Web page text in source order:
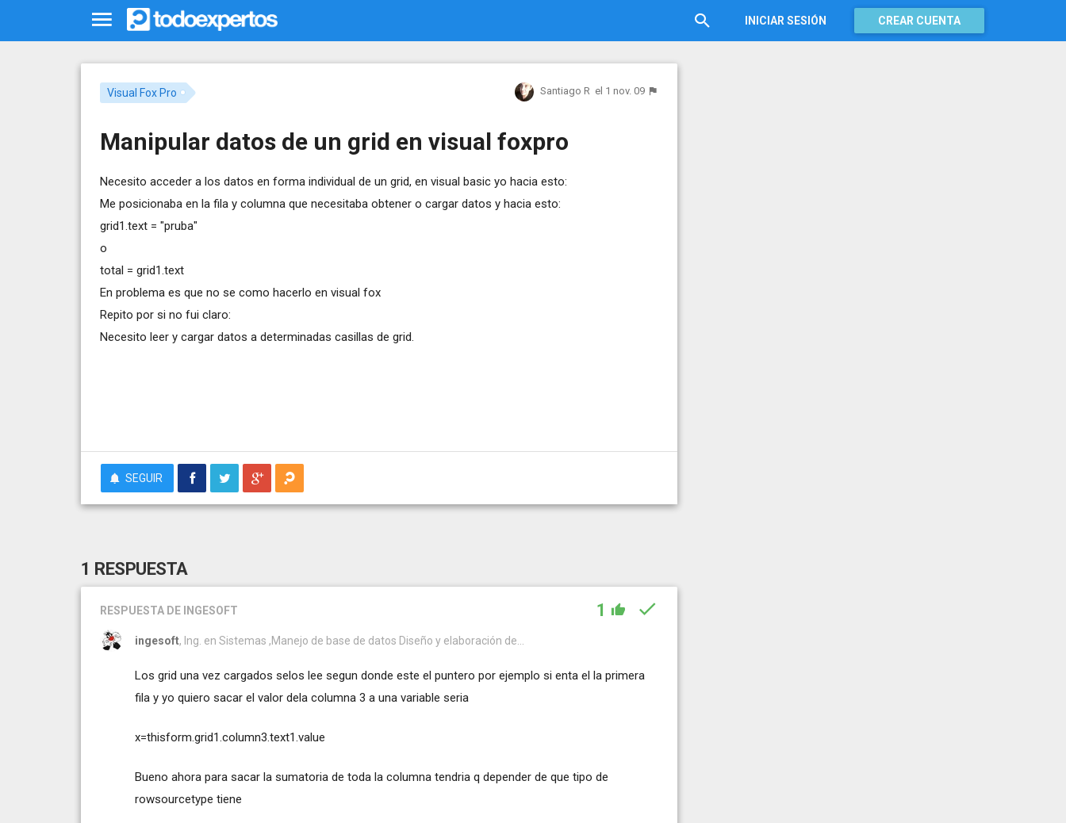
INICIAR SESIÓN CREAR CUENTA
Visual Fox Pro Santiago R el 1 nov. 09
Manipular datos de un grid en visual foxpro
Necesito acceder a los datos en forma individual de un grid, en visual basic yo hacia esto:
Me posicionaba en la fila y columna que necesitaba obtener o cargar datos y hacia esto:
grid1.text = "pruba"
o
total = grid1.text
En problema es que no se como hacerlo en visual fox
Repito por si no fui claro:
Necesito leer y cargar datos a determinadas casillas de grid.
SEGUIR
1 RESPUESTA
RESPUESTA DE INGESOFT 1
ingesoft, Ing. en Sistemas ,Manejo de base de datos Diseño y elaboración de...
Los grid una vez cargados selos lee segun donde este el puntero por ejemplo si enta el la primera
fila y yo quiero sacar el valor dela columna 3 a una variable seria
x=thisform.grid1.column3.text1.value
Bueno ahora para sacar la sumatoria de toda la columna tendria q depender de que tipo de
rowsourcetype tiene